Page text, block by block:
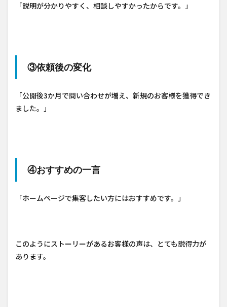
「説明が分かりやすく、相談しやすかったからです。」
③依頼後の変化
「公開後3か月で問い合わせが増え、新規のお客様を獲得でき
ました。」
④おすすめの一言
「ホームページで集客したい方にはおすすめです。」
このようにストーリーがあるお客様の声は、とても説得力が
あります。